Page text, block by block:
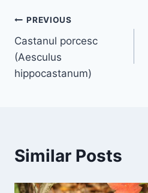
Navigare
în
articole
PREVIOUS
Castanul porcesc
(Aesculus
hippocastanum)
Similar Posts